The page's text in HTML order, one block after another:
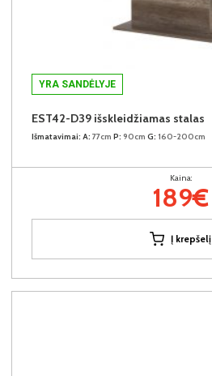
YRA SANDĖLYJE
EST42-D39 išskleidžiamas stalas
Išmatavimai: A: 77cm P: 90cm G: 160-200cm
Kaina:
189€
Į krepšelį